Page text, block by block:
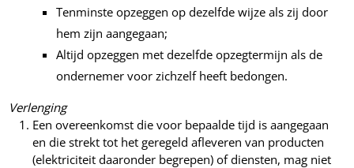
Tenminste opzeggen op dezelfde wijze als zij door
hem zijn aangegaan;
Altijd opzeggen met dezelfde opzegtermijn als de
ondernemer voor zichzelf heeft bedongen.
Verlenging
Een overeenkomst die voor bepaalde tijd is aangegaan
en die strekt tot het geregeld afleveren van producten
(elektriciteit daaronder begrepen) of diensten, mag niet